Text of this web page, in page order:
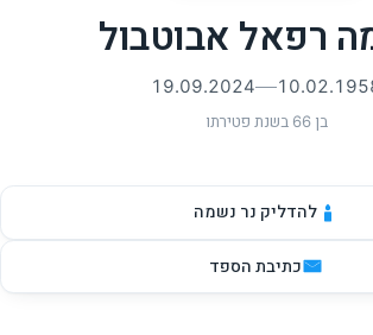
רפאל אבוטבול
19.09.2024
בן 66 בשנת פטירתו
להדליק נר נשמה
כתיבת הספד